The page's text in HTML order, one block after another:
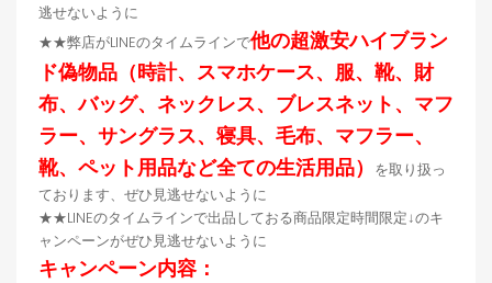
逃せないように
★★弊店がLINEのタイムラインで他の超激安ハイブラン
ド偽物品（時計、スマホケース、服、靴、財
布、バッグ、ネックレス、ブレスネット、マフ
ラー、サングラス、寝具、毛布、マフラー、
靴、ペット用品など全ての生活用品）
を取り扱っ
ております、ぜひ見逃せないように
★★LINEのタイムラインで出品しておる商品限定時間限定↓のキ
ャンペーンがぜひ見逃せないように
キャンペーン内容：